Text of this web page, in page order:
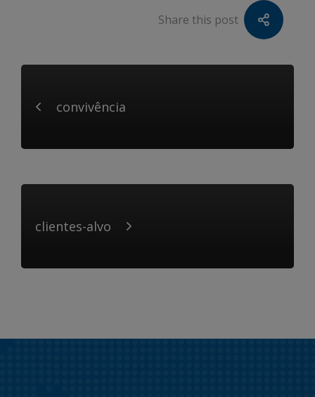
Share this post
convivência
clientes-alvo